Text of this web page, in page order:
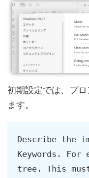
初期設定では、プ
ます。
Describe the
Keywords. For
tree. This